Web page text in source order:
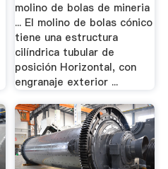
molino de bolas de mineria
... El molino de bolas cónico
tiene una estructura
cilíndrica tubular de
posición Horizontal, con
engranaje exterior ...